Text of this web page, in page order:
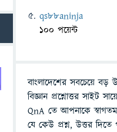
qs88aninja
100 পয়েন্ট
বাংলাদেশের সবচেয়ে বড়
বিজ্ঞান প্রশ্নোত্তর সাইট
QnA তে আপনাকে
যে কেউ প্রশ্ন, উত্তর দিতে